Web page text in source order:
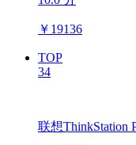
￥ 19136
TOP
34
联想ThinkStation